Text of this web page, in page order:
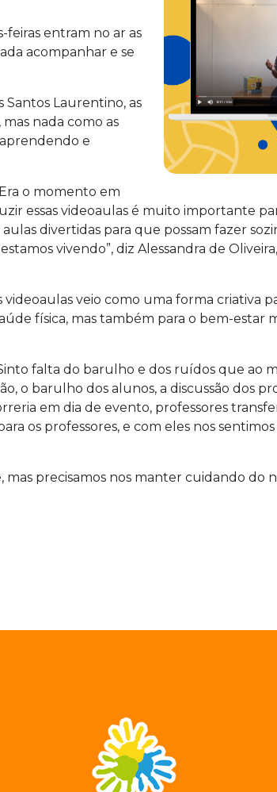
feiras entram no ar as
acompanhar e se
Santos Laurentino, as
nada como as
aprendendo e
o momento em
essas videoaulas é muito importante
divertidas para que possam fazer
vivendo”, diz Alessandra de
videoaulas veio como uma forma criativa
física, mas também para o bem-estar
falta do barulho e dos ruídos que ao
o barulho dos alunos, a discussão dos
em dia de evento, professores
os professores, e com eles nos
precisamos nos manter cuidando do